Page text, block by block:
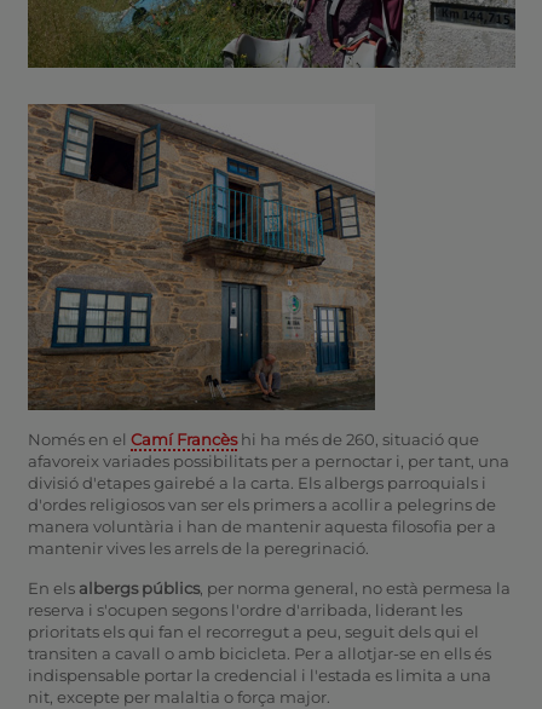
Només en el Camí Francèshi ha més de 260, situació que
afavoreix variades possibilitats per a pernoctar i, per tant, una
divisió d'etapes gairebé a la carta. Els albergs parroquials i
d'ordes religiosos van ser els primers a acollir a pelegrins de
manera voluntària i han de mantenir aquesta filosofia per a
mantenir vives les arrels de la peregrinació.
En els albergs públics, per norma general, no està permesa la
reserva i s'ocupen segons l'ordre d'arribada, liderant les
prioritats els qui fan el recorregut a peu, seguit dels qui el
transiten a cavall o amb bicicleta. Per a allotjar-se en ells és
indispensable portar la credencial i l'estada es limita a una
nit, excepte per malaltia o força major.